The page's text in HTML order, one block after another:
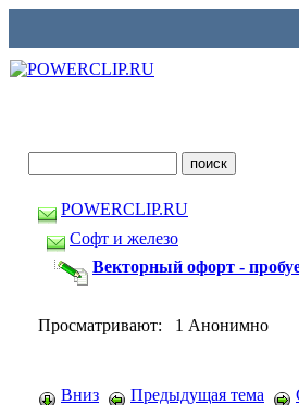
POWERCLIP.RU
Софт и железо
Векторный офорт -
Просматривают: 1 Анонимно
Вниз Предыдущая тема